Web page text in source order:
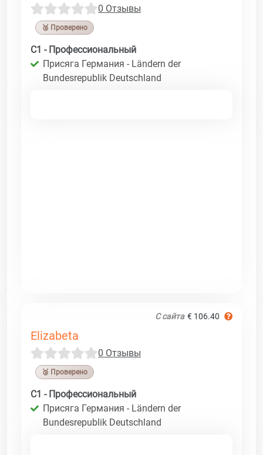
0 Отзывы
🥉 Проверено
C1 - Профессиональный
Присяга Германия - Ländern der
Bundesrepublik Deutschland
С сайта € 106.40
Elizabeta
0 Отзывы
🥉 Проверено
C1 - Профессиональный
Присяга Германия - Ländern der
Bundesrepublik Deutschland